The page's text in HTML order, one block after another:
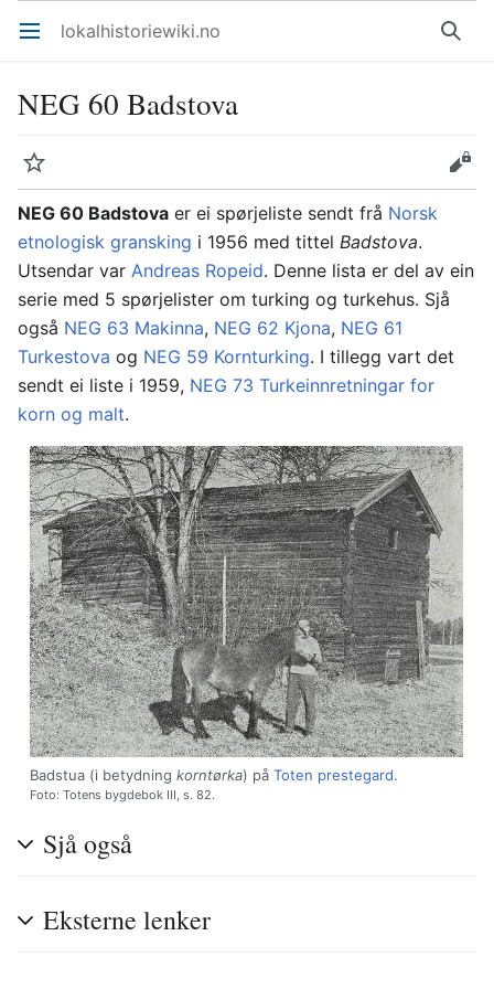
Åpne hovedmenyen lokalhistoriewiki.no Søk
NEG 60 Badstova
Overvåk
Rediger
NEG 60 Badstova er ei spørjeliste sendt frå Norsk
etnologisk gransking i 1956 med tittel Badstova.
Utsendar var Andreas Ropeid. Denne lista er del av ein
serie med 5 spørjelister om turking og turkehus. Sjå
også NEG 63 Makinna, NEG 62 Kjona, NEG 61
Turkestova og NEG 59 Kornturking. I tillegg vart det
sendt ei liste i 1959, NEG 73 Turkeinnretningar for
korn og malt.
Badstua (i betydning korntørka) på Toten prestegard.
Foto: Totens bygdebok III, s. 82.
Sjå også
Eksterne lenker